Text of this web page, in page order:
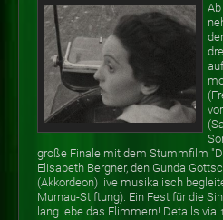
große Finale mit dem Stummfilm
Elisabeth Bergner, den Gunda
(Akkordeon) live musikalisch
Murnau-Stiftung). Ein Fest für die
lang lebe das Flimmern! Details via ↑